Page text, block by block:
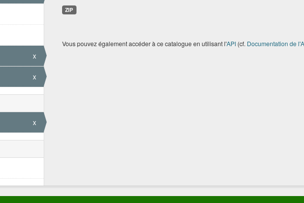
x
x
x
ZIP
Vous pouvez également accéder à ce catalogue en utilisant l'API(cf. Documentation de